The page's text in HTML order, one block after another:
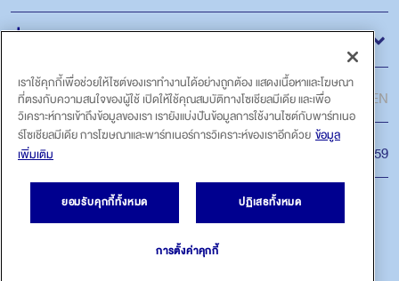
อื่น ๆ
ภาษา
EN
สายด่วน โทร.1159
เราใช้คุกกี้เพื่อช่วยให้ไซต์ของเราทำงานได้อย่างถูกต้อง แสดงเนื้อหาและโฆษณา
ที่ตรงกับความสนใจของผู้ใช้ เปิดให้ใช้คุณสมบัติทางโซเชียลมีเดีย และเพื่อ
วิเคราะห์การเข้าถึงข้อมูลของเรา เรายังแบ่งปันข้อมูลการใช้งานไซต์กับพาร์ทเนอ
ร์โซเชียลมีเดีย การโฆษณาและพาร์ทเนอร์การวิเคราะห์ของเราอีกด้วย ข้อมูล
เพิ่มเติม
ยอมรับคุกกี้ทั้งหมด ปฏิเสธทั้งหมด
การตั้งค่าคุกกี้